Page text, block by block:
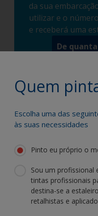
da sua
utilizar e o
e receberá uma
De
Quem
Escolha uma das
às suas necessidades
Pinto eu próprio o
Sou um profissional
tintas profissionais
destina-se a
retalhistas e
Pinte o
manter o
condição
Obtenha